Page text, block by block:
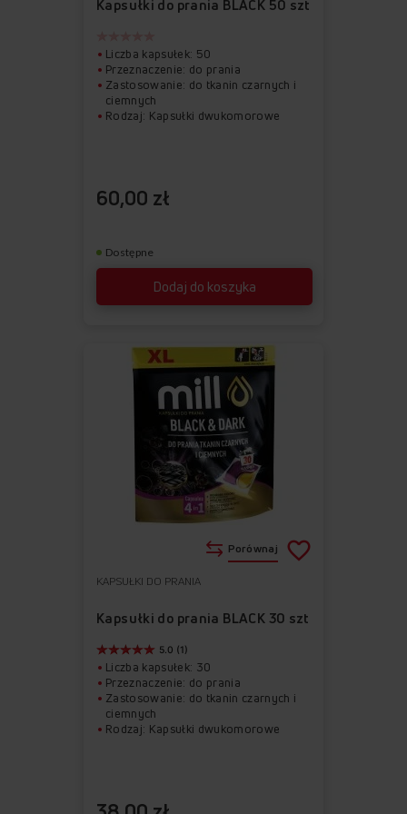
Kapsułki do prania BLACK 50 szt
Dodaj do koszyka
Liczba kapsułek: 50
Przeznaczenie: do prania
Zastosowanie: do tkanin czarnych i
ciemnych
Rodzaj: Kapsułki dwukomorowe
60,00 zł
Dostępne
KAPSUŁKI DO PRANIA
Kapsułki do prania BLACK 30 szt
5.0 (1)
Liczba kapsułek: 30
Przeznaczenie: do prania
Zastosowanie: do tkanin czarnych i
ciemnych
Rodzaj: Kapsułki dwukomorowe
Porównaj
ulubionych
z